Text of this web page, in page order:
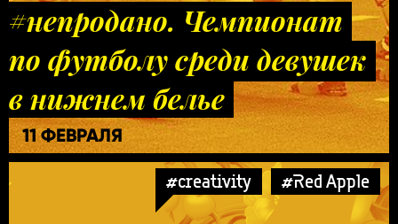
#непродано. Чемпионат
по футболу среди девушек
в нижнем белье
11 ФЕВРАЛЯ
#creativity #Red Apple